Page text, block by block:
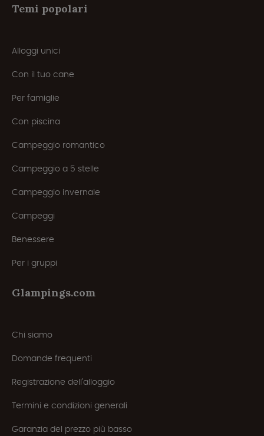
Temi popolari
Alloggi unici
Con il tuo cane
Per famiglie
Con piscina
Campeggio romantico
Campeggio a 5 stelle
Campeggio invernale
Campeggi
Benessere
Per i gruppi
Glampings.com
Chi siamo
Domande frequenti
Registrazione dell'alloggio
Termini e condizioni generali
Garanzia del prezzo più basso